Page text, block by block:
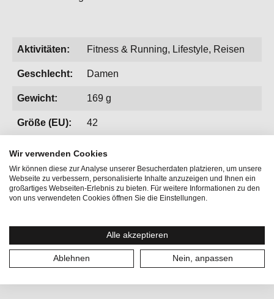
Aktivitäten: Fitness & Running, Lifestyle, Reisen
Geschlecht: Damen
Gewicht: 169 g
Größe (EU): 42
Größe: XL
Produktgalerie überspringen
Vervollständige deinen Look
Wir verwenden Cookies
Wir können diese zur Analyse unserer Besucherdaten platzieren, um unsere
Webseite zu verbessern, personalisierte Inhalte anzuzeigen und Ihnen ein
großartiges Webseiten-Erlebnis zu bieten. Für weitere Informationen zu den
von uns verwendeten Cookies öffnen Sie die Einstellungen.
Alle akzeptieren
Ablehnen Nein, anpassen